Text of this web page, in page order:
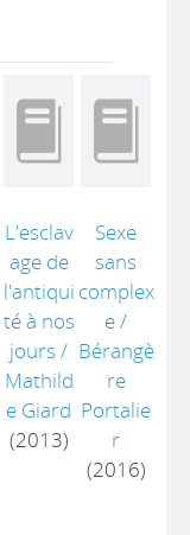
L'esclav
age de
l'antiqui
té à nos
jours /
Mathild
e Giard
(2013)
Sexe
sans
complex
e/
Bérangè
re
Portalie
r
(2016)